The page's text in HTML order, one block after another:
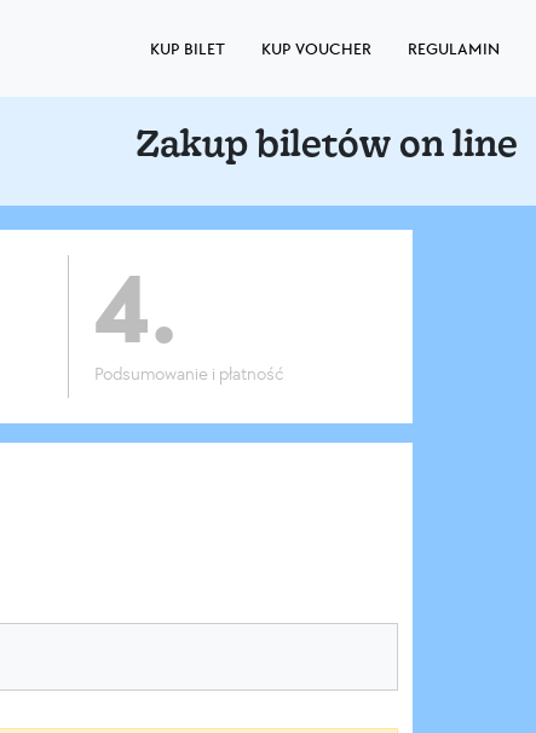
KUP BILET KUP VOUCHER REGULAMIN
Zakup biletów on line
4.
Podsumowanie i płatność